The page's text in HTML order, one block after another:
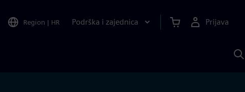
Region | HR Podrška i zajednica Prijava